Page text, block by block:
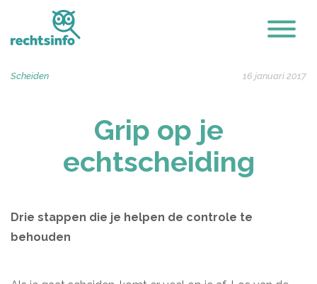
16 januari 2017
Scheiden
Grip op je
echtscheiding
Drie stappen die je helpen de controle te
behouden